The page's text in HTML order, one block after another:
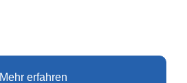
Mehr erfahren